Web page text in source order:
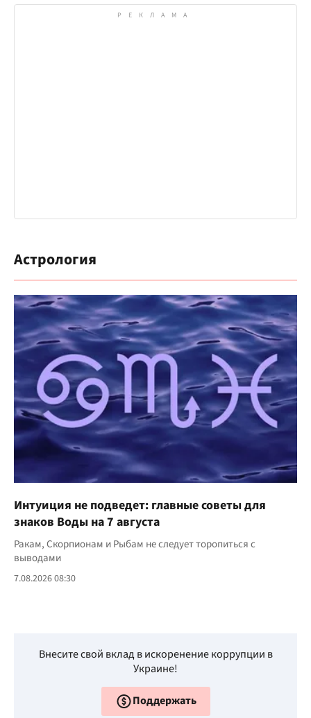
Астрология
Интуиция не подведет: главные советы для
знаков Воды на 7 августа
Ракам, Скорпионам и Рыбам не следует торопиться с
выводами
7.08.2026 08:30
Внесите свой вклад в искоренение коррупции в
Украине!
Поддержать